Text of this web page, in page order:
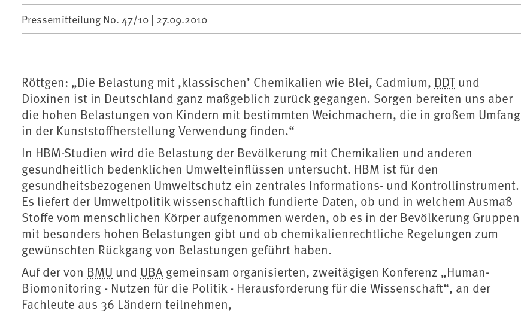
Pressemitteilung No. 47/10 | 27.09.2010
Röttgen: „Die Belastung mit ,klassischen’ Chemikalien wie Blei, Cadmium, DDT und
Dioxinen ist in Deutschland ganz maßgeblich zurück gegangen. Sorgen bereiten uns aber
die hohen Belastungen von Kindern mit bestimmten Weichmachern, die in großem Umfang
in der Kunststoffherstellung Verwendung finden.“
In HBM-Studien wird die Belastung der Bevölkerung mit Chemikalien und anderen
gesundheitlich bedenklichen Umwelteinflüssen untersucht. HBM ist für den
gesundheitsbezogenen Umweltschutz ein zentrales Informations- und Kontrollinstrument.
Es liefert der Umweltpolitik wissenschaftlich fundierte Daten, ob und in welchem Ausmaß
Stoffe vom menschlichen Körper aufgenommen werden, ob es in der Bevölkerung Gruppen
mit besonders hohen Belastungen gibt und ob chemikalienrechtliche Regelungen zum
gewünschten Rückgang von Belastungen geführt haben.
Auf der von BMU und UBA gemeinsam organisierten, zweitägigen Konferenz „Human-
Biomonitoring - Nutzen für die Politik - Herausforderung für die Wissenschaft“, an der
Fachleute aus 36 Ländern teilnehmen,